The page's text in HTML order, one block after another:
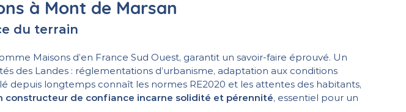
à Mont de Marsan
du terrain
Maisons d’en France Sud Ouest, garantit un savoir-faire éprouvé. Un
des Landes : réglementations d’urbanisme, adaptation aux conditions
depuis longtemps connaît les normes RE2020 et les attentes des habitants,
constructeur de confiance incarne solidité et pérennité, essentiel pour un